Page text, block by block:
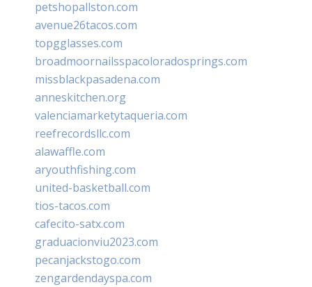
petshopallston.com
avenue26tacos.com
topgglasses.com
broadmoornailsspacoloradosprings.com
missblackpasadena.com
anneskitchen.org
valenciamarketytaqueria.com
reefrecordsllc.com
alawaffle.com
aryouthfishing.com
united-basketball.com
tios-tacos.com
cafecito-satx.com
graduacionviu2023.com
pecanjackstogo.com
zengardendayspa.com